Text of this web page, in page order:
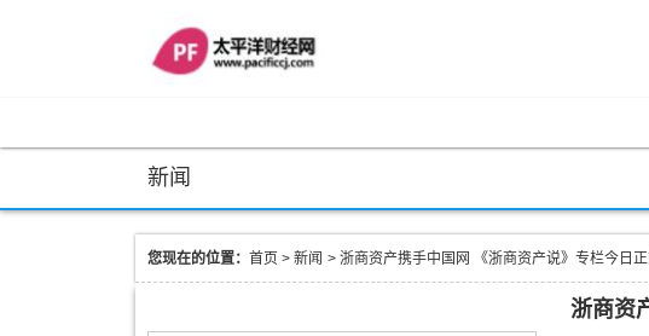
新闻
您现在的位置： 首页 > 新闻 > 浙商资产携手中国网 《浙商资产说》专栏今日
浙商资